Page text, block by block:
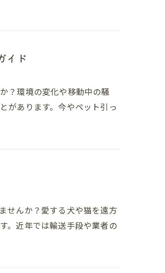
イド
？環境の変化や移動中の騒
があります。今やペット引っ
せんか？愛する犬や猫を遠方
。近年では輸送手段や業者の